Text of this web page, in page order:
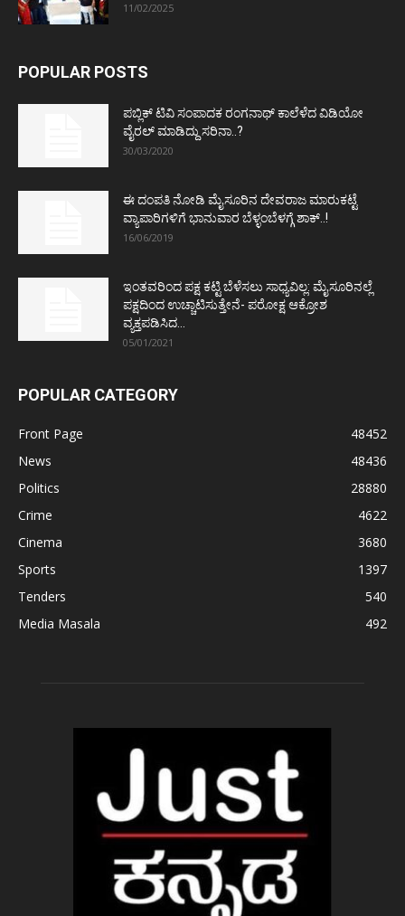
11/02/2025
POPULAR POSTS
ಪಬ್ಲಿಕ್ ಟಿವಿ ಸಂಪಾದಕ ರಂಗನಾಥ್ ಕಾಲೆಳೆದ ವಿಡಿಯೋ
ವೈರಲ್ ಮಾಡಿದ್ದು ಸರಿನಾ..?
30/03/2020
ಈ ದಂಪತಿ ನೋಡಿ ಮೈಸೂರಿನ ದೇವರಾಜ ಮಾರುಕಟ್ಟೆ
ವ್ಯಾಪಾರಿಗಳಿಗೆ ಭಾನುವಾರ ಬೆಳ್ಳಂಬೆಳಗ್ಗೆ ಶಾಕ್..!
16/06/2019
ಇಂತವರಿಂದ ಪಕ್ಷ ಕಟ್ಟಿ ಬೆಳೆಸಲು ಸಾಧ್ಯವಿಲ್ಲ: ಮೈಸೂರಿನಲ್ಲೆ
ಪಕ್ಷದಿಂದ ಉಚ್ಚಾಟಿಸುತ್ತೇನೆ- ಪರೋಕ್ಷ ಆಕ್ರೋಶ
ವ್ಯಕ್ತಪಡಿಸಿದ...
05/01/2021
POPULAR CATEGORY
Front Page
48452
News
48436
Politics
28880
Crime
4622
Cinema
3680
Sports
1397
Tenders
540
Media Masala
492